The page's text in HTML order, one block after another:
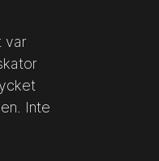
var
Inte